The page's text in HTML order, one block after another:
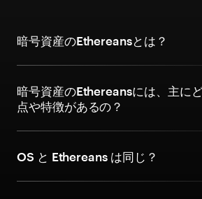
暗号資産のEthereansとは？
暗号資産のEthereansには、主に
点や特徴があるの？
OS と Ethereans は同じ？